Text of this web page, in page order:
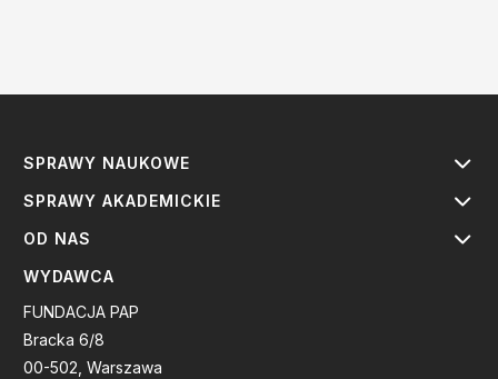
SPRAWY NAUKOWE
SPRAWY AKADEMICKIE
OD NAS
WYDAWCA
FUNDACJA PAP
Bracka 6/8
00-502, Warszawa